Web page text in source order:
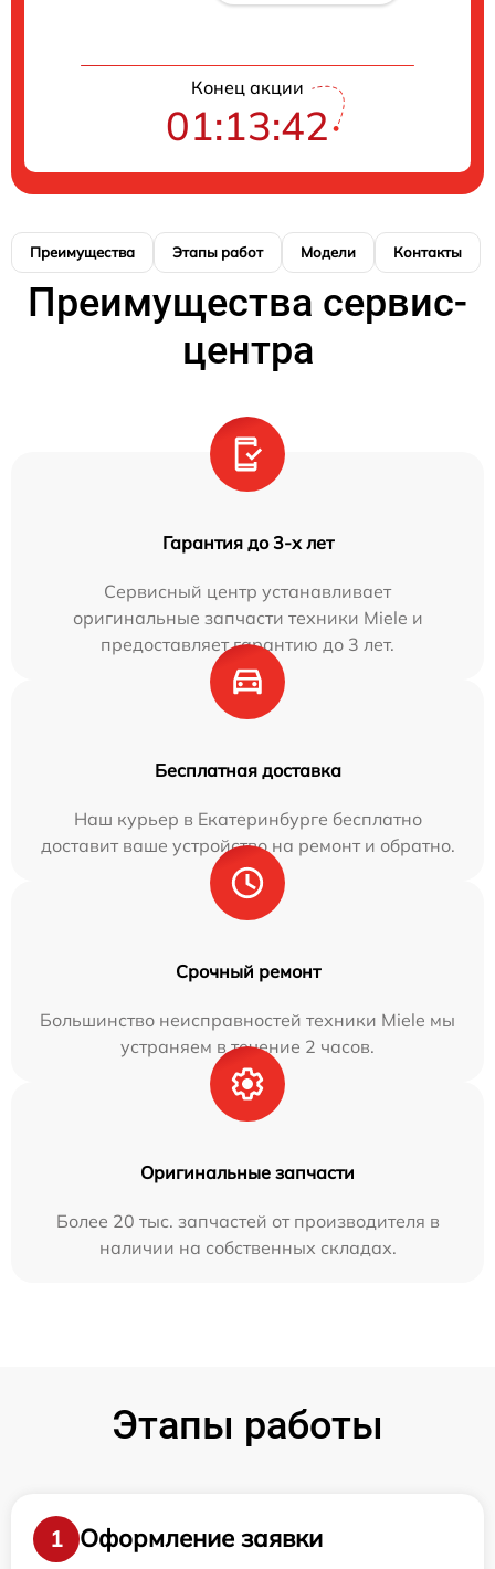
Конец акции
01:13:41
Преимущества Этапы работ Модели Контакты
Преимущества сервис-
центра
Гарантия до 3-х лет
Сервисный центр устанавливает
оригинальные запчасти техники Miele и
предоставляет гарантию до 3 лет.
Бесплатная доставка
Наш курьер в Екатеринбурге бесплатно
доставит ваше устройство на ремонт и обратно.
Срочный ремонт
Большинство неисправностей техники Miele мы
устраняем в течение 2 часов.
Оригинальные запчасти
Более 20 тыс. запчастей от производителя в
наличии на собственных складах.
Этапы работы
1 Оформление заявки